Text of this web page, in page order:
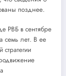
позднее.
РВБ в сентябре
семь лет. В ее